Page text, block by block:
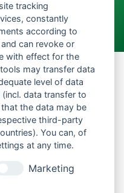
tracking
constantly
according to
can revoke or
with effect for the
may transfer data
level of data
data transfer to
the data may be
third-party
You can, of
at any time.
Marketing